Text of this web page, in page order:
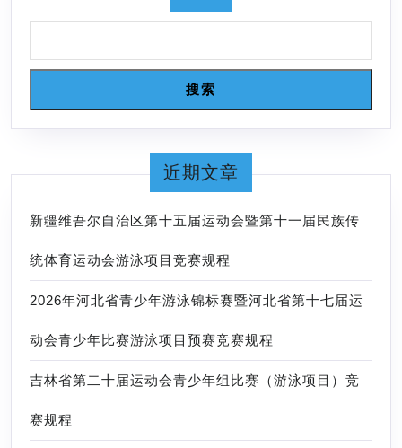
(儿
童)
泳
第
成
搜索
近期文章
新疆维吾尔自治区第十五届运动会暨第十一届民族传
统体育运动会游泳项目竞赛规程
2026年河北省青少年游泳锦标赛暨河北省第十七届运
动会青少年比赛游泳项目预赛竞赛规程
吉林省第二十届运动会青少年组比赛（游泳项目）竞
赛规程